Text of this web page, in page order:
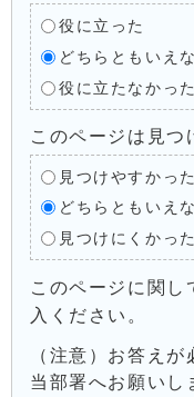
役に立った
どちらともいえ
役に立たなかった
このページは見つ
見つけやすかった
どちらともいえ
見つけにくかった
このページに関し
入ください。
（注意）お答え
当部署へお願いし